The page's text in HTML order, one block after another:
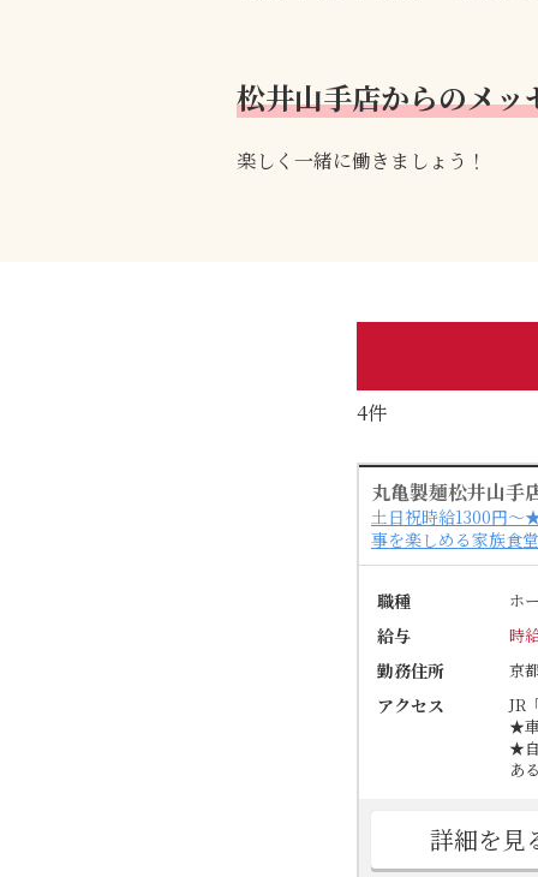
松井山手店からのメッ
楽しく一緒に働きましょう！
4件
丸亀製麺松井山手
土日祝時給1300円～
事を楽しめる家族食
職種 ホ
給与 時
勤務住所 京
アクセス
JR
★
★
あ
詳細を見